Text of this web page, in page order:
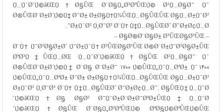
Ù…ÙˆØ´Ú©â€ŒÙ‡Ø§ÛŒ Ø¨Ø§Ù„Ø³ØªÛŒÚ© Ø¹Ù…Ø§Ø¯ Ùˆ
Ø®ÛŒØ¨Ø±Ø´Ú©Ù† Ø¯Ø± Ø±Ø§Ù‡Ù¾ÛŒÙ…Ø§ÛŒÛŒ Ø§Ù…Ø±ÙˆØ²
Ø±ÙˆØ² Ù‚Ø¯Ø³ Ø¨Ù‡ Ù†Ù…Ø§ÛŒØ´ Ø¯Ø±Ø¢Ù…Ø¯.
– Ø§Ø®Ø¨Ø§Ø± Ø³ÛŒØ§Ø³ÛŒ –
Ø¨Ù‡ Ú¯Ø²Ø§Ø±Ø´ Ú¯Ø±ÙˆÙ‡ Ø³ÛŒØ§Ø³ÛŒ Ø®Ø¨Ø±Ú¯Ø²Ø§Ø±ÛŒ
ØªØ³Ù†ÛŒÙ…ØŒ Ù…ÙˆØ´Ú©â€ŒÙ‡Ø§ÛŒ Ø¹Ù…Ø§Ø¯ Ùˆ
Ø®ÛŒØ¨Ø±Ø´Ú©Ù† Ø¨Ø§ Ø¨Ø±Ø¯ ۱۷۰۰ Ú©ÛŒÙ„ÙˆÙ…ØªØ± Ùˆ ۱۴۰۰
Ú©ÛŒÙ„ÙˆÙ…ØªØ± Ø¯Ø± Ø±Ø§Ù‡Ù¾ÛŒÙ…Ø§ÛŒÛŒ Ø§Ù…Ø±ÙˆØ²
Ø±ÙˆØ² Ù‚Ø¯Ø³ Ø¨Ù‡ Ù†Ù…Ø§ÛŒØ´ Ø¯Ø±Ø¢Ù…Ø¯. Ø§ÛŒÙ† Ù…ÙˆØ
´Ú©â€ŒÙ‡Ø§ Ø§Ø² Ø¯ÙˆØ±Ø¨Ø±Ø¯ØªØ±ÛŒÙ† Ù…ÙˆØ
´Ú©â€ŒÙ‡Ø§ÛŒ Ø¨Ø§Ù„Ø³ØªÛŒÚ© ØªØ§Ú©ØªÛŒÚ©ÛŒ